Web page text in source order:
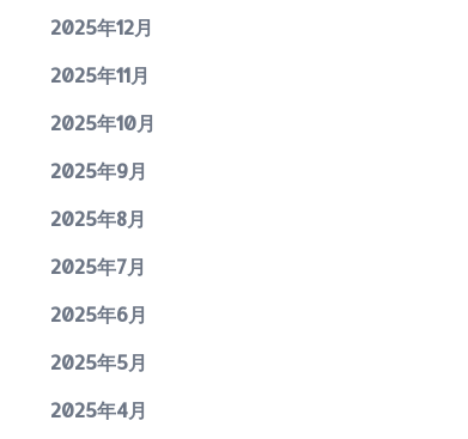
2025年12月
2025年11月
2025年10月
2025年9月
2025年8月
2025年7月
2025年6月
2025年5月
2025年4月